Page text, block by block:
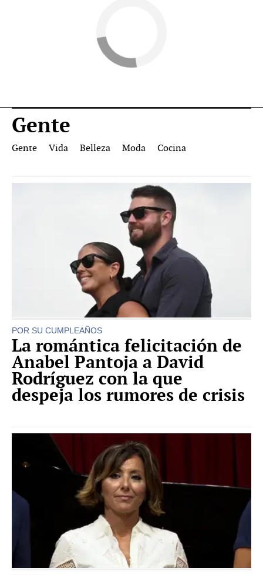
Gente
Gente Vida Belleza Moda Cocina
POR SU CUMPLEAÑOS
La romántica felicitación de
Anabel Pantoja a David
Rodríguez con la que
despeja los rumores de crisis